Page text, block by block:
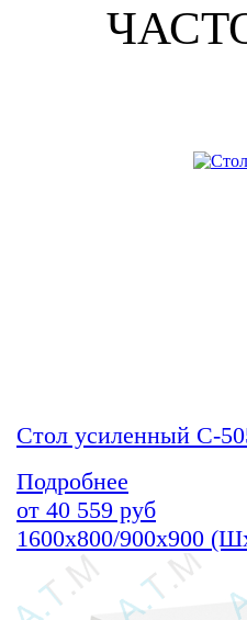
Стол усиленный С-
Подробнее
от 40 559 руб
1600х800/900х900